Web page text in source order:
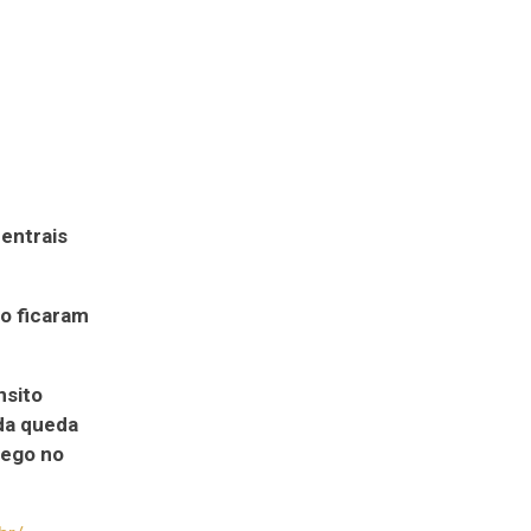
ficaram
queda
no